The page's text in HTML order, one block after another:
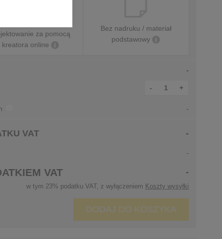
za pomocą
kreatora online
Bez nadruku / materiał
podstawowy
-
- +
-
VAT -
-
VAT -
w tym 23% podatku VAT, z wyłączeniem Koszty wysyłki
DODAJ DO KOSZYKA